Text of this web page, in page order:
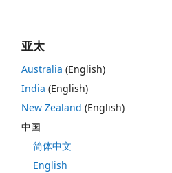
提问:
Vivek
2021-3-16
评论：
2021-3-18
亚太
Australia (English)
India (English)
New Zealand (English)
中国
简体中文
English